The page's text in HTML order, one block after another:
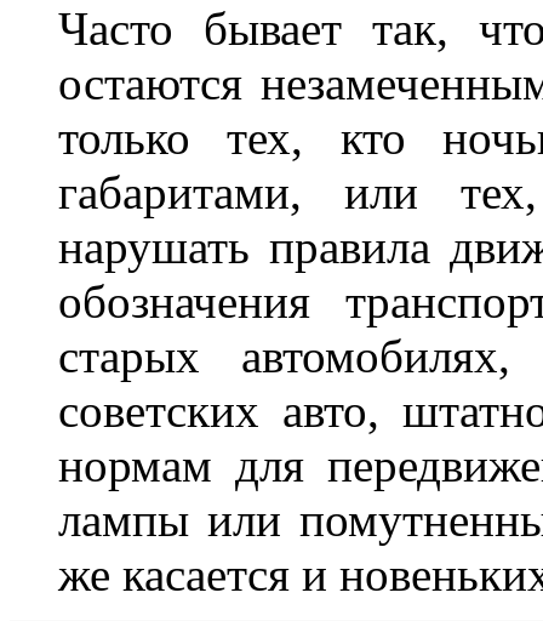
Часто бывает так,
остаются
только тех, кто
габаритами, или
нарушать правила
обозначения
старых
советских авто,
нормам для
лампы или
же касается и